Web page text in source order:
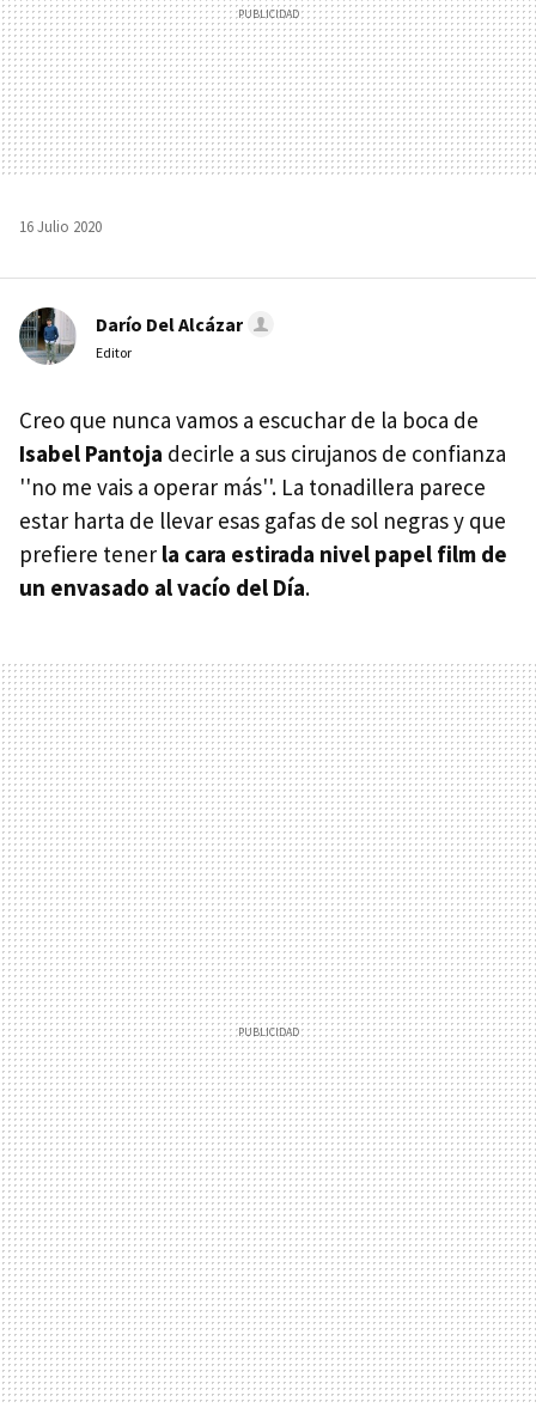
16 Julio 2020
Darío Del Alcázar
Editor
Creo que nunca vamos a escuchar de la boca de
Isabel Pantoja decirle a sus cirujanos de confianza
''no me vais a operar más''. La tonadillera parece
estar harta de llevar esas gafas de sol negras y que
prefiere tener la cara estirada nivel papel film de
un envasado al vacío del Día.